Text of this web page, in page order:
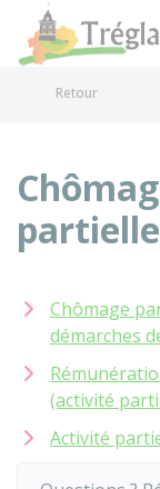
Retour
Chômage
démarches
(activité
Activité